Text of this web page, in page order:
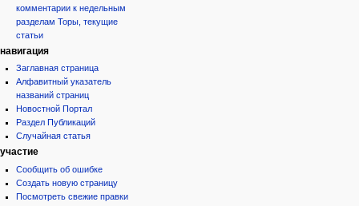
комментарии к недельным
разделам Торы, текущие
статьи
навигация
Заглавная страница
Алфавитный указатель
названий страниц
Новостной Портал
Раздел Публикаций
Случайная статья
участие
Сообщить об ошибке
Создать новую страницу
Посмотреть свежие правки